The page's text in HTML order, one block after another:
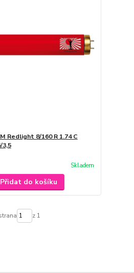
Redlight 8/160 R 1.74 C
3,5
Skladem
Přidat do košíku
z 1